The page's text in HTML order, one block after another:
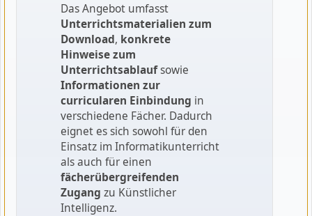
Das Angebot umfasst
Unterrichtsmaterialien zum
Download, konkrete
Hinweise zum
Unterrichtsablaufsowie
Informationen zur
curricularen Einbindung in
verschiedene Fächer. Dadurch
eignet es sich sowohl für den
Einsatz im Informatikunterricht
als auch für einen
fächerübergreifenden
Zugang zu Künstlicher
Intelligenz.